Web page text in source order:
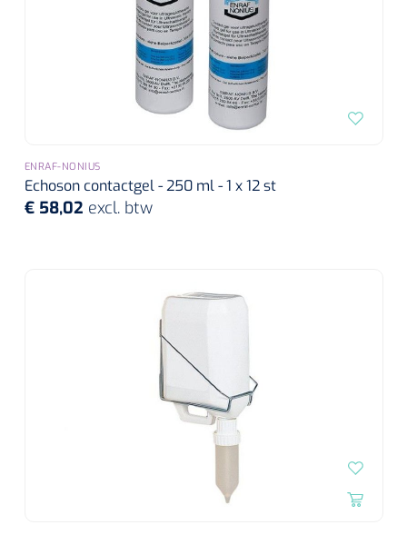
ENRAF-NONIUS
Echoson contactgel - 250 ml - 1 x 12 st
€ 58,02 excl. btw